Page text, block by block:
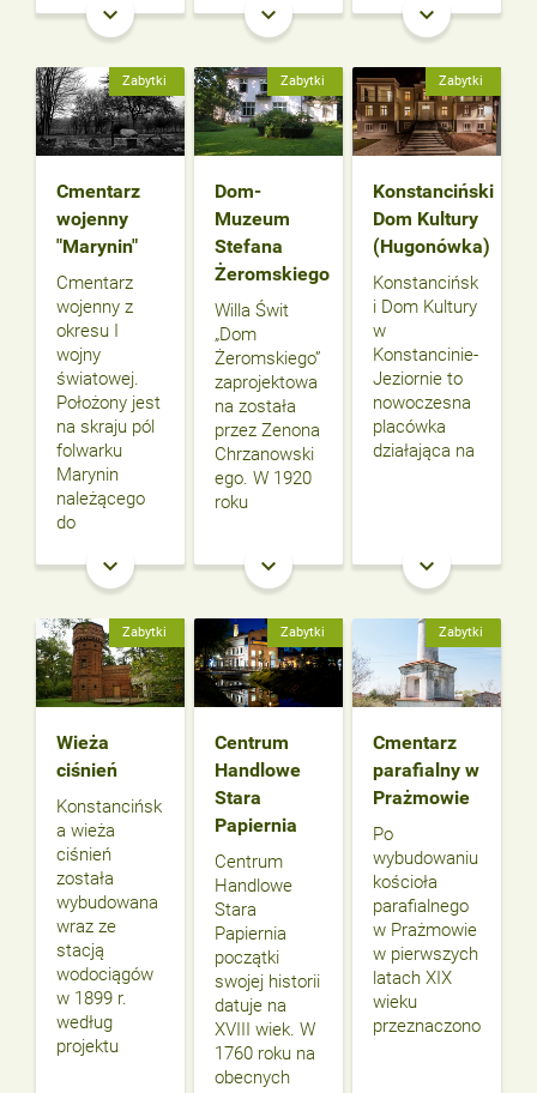
keyboard_arrow_down keyboard_arrow_down keyboard_arrow_down
Zabytki
Cmentarz
wojenny
"Marynin"
Cmentarz
wojenny z
okresu I
wojny
światowej.
Położony jest
na skraju pól
folwarku
Marynin
należącego
do
keyboard_arrow_down
Zabytki
Dom-
Muzeum
Stefana
Żeromskiego
Willa Świt
„Dom
Żeromskiego”
zaprojektowa
na została
przez Zenona
Chrzanowski
ego. W 1920
roku
keyboard_arrow_down
Zabytki
Konstanciński
Dom Kultury
(Hugonówka)
Konstancińsk
i Dom Kultury
w
Konstancinie-
Jeziornie to
nowoczesna
placówka
działająca na
keyboard_arrow_down
Zabytki
Wieża
ciśnień
Konstancińsk
a wieża
ciśnień
została
wybudowana
wraz ze
stacją
wodociągów
w 1899 r.
według
projektu
Zabytki
Centrum
Handlowe
Stara
Papiernia
Centrum
Handlowe
Stara
Papiernia
początki
swojej historii
datuje na
XVIII wiek. W
1760 roku na
obecnych
Zabytki
Cmentarz
parafialny w
Prażmowie
Po
wybudowaniu
kościoła
parafialnego
w Prażmowie
w pierwszych
latach XIX
wieku
przeznaczono